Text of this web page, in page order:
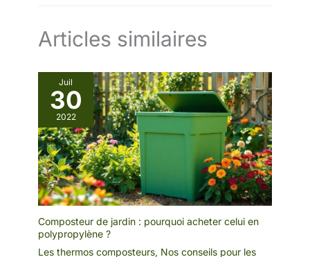
Articles similaires
Juil
30
2022
Composteur de jardin : pourquoi acheter celui en
polypropylène ?
Les thermos composteurs, Nos conseils pour les